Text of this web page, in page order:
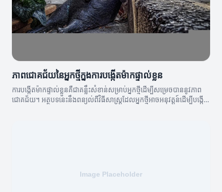
ភាពជោគជ័យនៃអ្នកថ្មីក្នុងការបង្កើតម៉ាកផ្ទាល់ខ្លួន
ការបង្កើតម៉ាកផ្ទាល់ខ្លួនគឺជាគន្លឹះសំខាន់សម្រាប់អ្នកថ្មីដើម្បីសម្រេចបាននូវភាព
ជោគជ័យ។ អត្ថបទនេះនឹងពន្យល់ពីវិធីសាស្ត្រដែលអ្នកថ្មីអាចអនុវត្តន៍ដើម្បីបង្កើត